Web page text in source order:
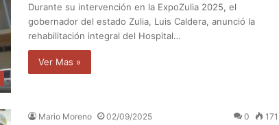
Durante su intervención en la ExpoZulia 2025, el
gobernador del estado Zulia, Luis Caldera, anunció la
rehabilitación integral del Hospital…
Ver Mas »
Mario Moreno 02/09/2025 0 171